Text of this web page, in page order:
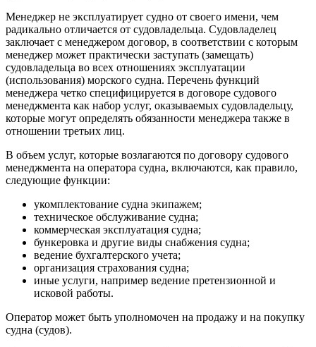
Менеджер не эксплуатирует судно от своего имени, чем
радикально отличается от судовладельца. Судовладелец
заключает с менеджером договор, в соответствии с которым
менеджер может практически заступать (замещать)
судовладельца во всех отношениях эксплуатации
(использования) морского судна. Перечень функций
менеджера четко специфицируется в договоре судового
менеджмента как набор услуг, оказываемых судовладельцу,
которые могут определять обязанности менеджера также в
отношении третьих лиц.
В объем услуг, которые возлагаются по договору судового
менеджмента на оператора судна, включаются, как правило,
следующие функции:
укомплектование судна экипажем;
техническое обслуживание судна;
коммерческая эксплуатация судна;
бункеровка и другие виды снабжения судна;
ведение бухгалтерского учета;
организация страхования судна;
иные услуги, например ведение претензионной и
исковой работы.
Оператор может быть уполномочен на продажу и на покупку
судна (судов).